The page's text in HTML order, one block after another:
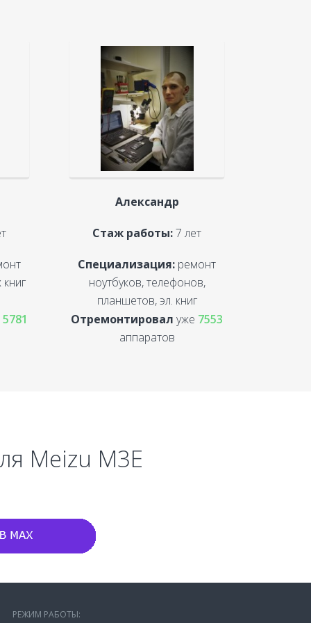
5781
Александр
Стаж работы:7 лет
Специализация: ремонт
ноутбуков, телефонов,
планшетов, эл. книг
Отремонтировалуже 7553
аппаратов
Meizu M3E
РЕЖИМ РАБОТЫ: